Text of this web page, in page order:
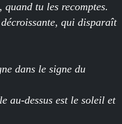
tu les recomptes.
qui disparaît
dans le signe du
au-dessus est le soleil et